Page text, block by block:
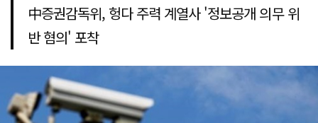
中증권감독위, 헝다 주력 계열사 '정보공개 의무 위
반 혐의' 포착